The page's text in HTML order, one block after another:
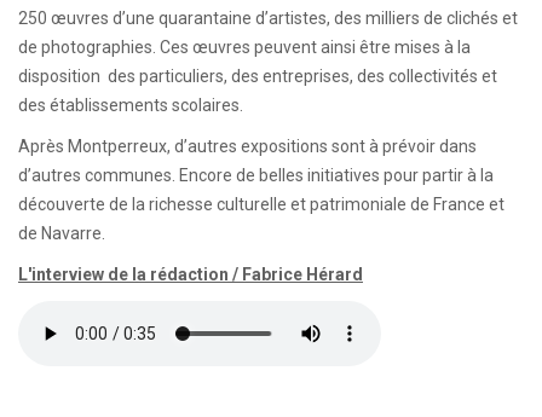
250 œuvres d’une quarantaine d’artistes, des milliers de clichés et
de photographies. Ces œuvres peuvent ainsi être mises à la
disposition des particuliers, des entreprises, des collectivités et
des établissements scolaires.
Après Montperreux, d’autres expositions sont à prévoir dans
d’autres communes. Encore de belles initiatives pour partir à la
découverte de la richesse culturelle et patrimoniale de France et
de Navarre.
L'interview de la rédaction / Fabrice Hérard